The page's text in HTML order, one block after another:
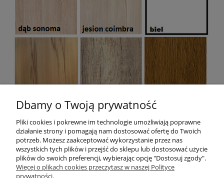
Pomoc
Dbamy o Twoją prywatność
Pliki cookies i pokrewne im technologie umożliwiają poprawne
działanie strony i pomagają nam dostosować ofertę do Twoich
potrzeb. Możesz zaakceptować wykorzystanie przez nas
wszystkich tych plików i przejść do sklepu lub dostosować użycie
plików do swoich preferencji, wybierając opcję "Dostosuj zgody".
Więcej o plikach cookies przeczytasz w naszej Polityce
prywatności.